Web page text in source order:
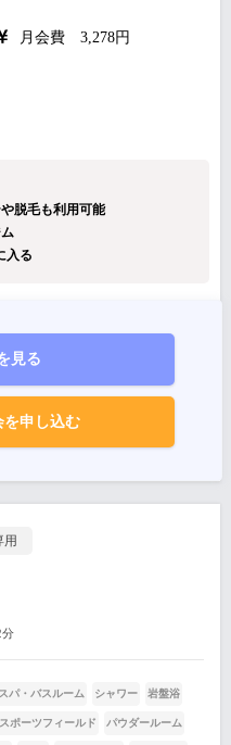
月会費 3,278円
脱毛も利用可能
入る
見る
を申し込む
用
スパ・バスルーム シャワー 岩盤浴
スポーツフィールド パウダールーム